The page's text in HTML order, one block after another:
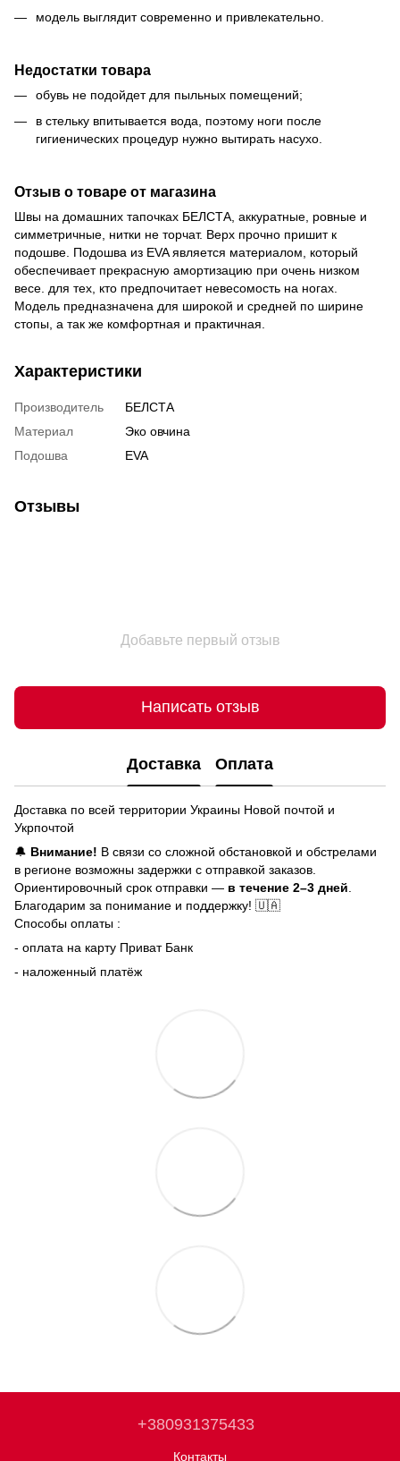
модель выглядит современно и привлекательно.
Недостатки товара
обувь не подойдет для пыльных помещений;
в стельку впитывается вода, поэтому ноги после
гигиенических процедур нужно вытирать насухо.
Отзыв о товаре от магазина
Швы на домашних тапочках БЕЛСТА, аккуратные, ровные и
симметричные, нитки не торчат. Верх прочно пришит к
подошве. Подошва из EVA является материалом, который
обеспечивает прекрасную амортизацию при очень низком
весе. для тех, кто предпочитает невесомость на ногах.
Модель предназначена для широкой и средней по ширине
стопы, а так же комфортная и практичная.
Характеристики
Производитель
БЕЛСТА
Материал
Эко овчина
Подошва
EVA
Отзывы
Добавьте первый отзыв
Написать отзыв
Доставка Оплата
Доставка по всей территории Украины Новой почтой и
Укрпочтой
🔔 Внимание! В связи со сложной обстановкой и обстрелами
в регионе возможны задержки с отправкой заказов.
Ориентировочный срок отправки — в течение 2–3 дней
Благодарим за понимание и поддержку! 🇺🇦
Способы оплаты :
- оплата на карту Приват Банк
- наложенный платёж
+380931375433
Контакты